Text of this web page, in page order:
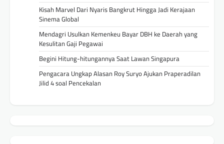
Kisah Marvel Dari Nyaris Bangkrut Hingga Jadi Kerajaan
Sinema Global
Mendagri Usulkan Kemenkeu Bayar DBH ke Daerah yang
Kesulitan Gaji Pegawai
Begini Hitung-hitungannya Saat Lawan Singapura
Pengacara Ungkap Alasan Roy Suryo Ajukan Praperadilan
Jilid 4 soal Pencekalan